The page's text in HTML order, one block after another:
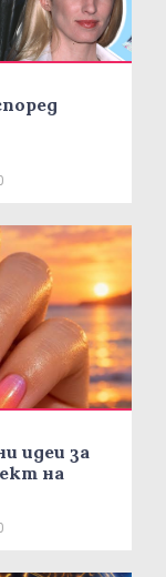
идеи за
на